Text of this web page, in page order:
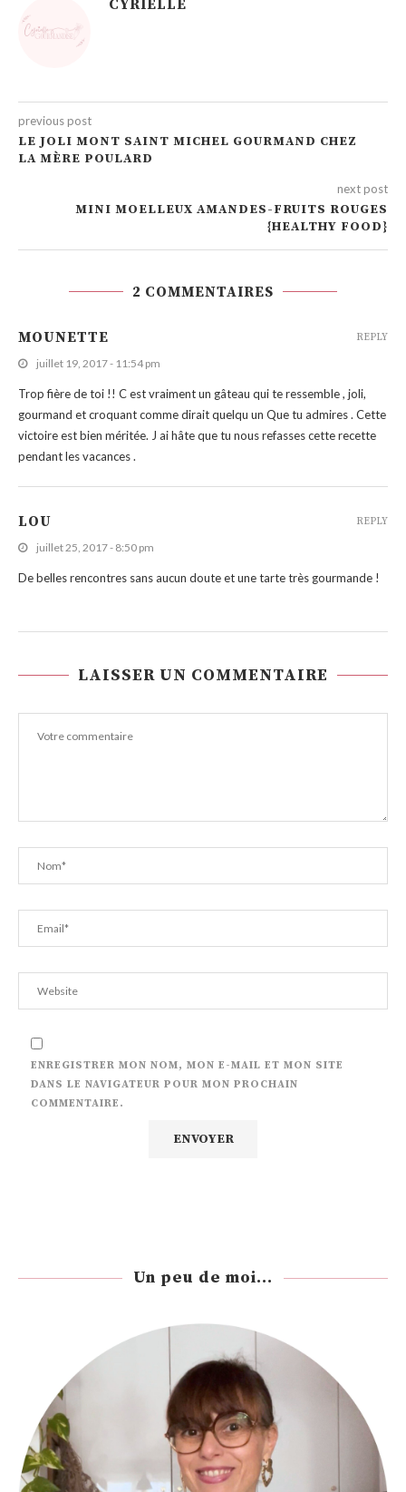
CYRIELLE
previous post
LE JOLI MONT SAINT MICHEL GOURMAND CHEZ
LA MÈRE POULARD
next post
MINI MOELLEUX AMANDES-FRUITS ROUGES
{HEALTHY FOOD}
2 COMMENTAIRES
MOUNETTE
juillet 19, 2017 - 11:54 pm
Trop fière de toi !! C est vraiment un gâteau qui te ressemble , joli,
gourmand et croquant comme dirait quelqu un Que tu admires . Cette
victoire est bien méritée. J ai hâte que tu nous refasses cette recette
pendant les vacances .
REPLY
LOU
juillet 25, 2017 - 8:50 pm
De belles rencontres sans aucun doute et une tarte très gourmande !
REPLY
LAISSER UN COMMENTAIRE
ENREGISTRER MON NOM, MON E-MAIL ET MON SITE
DANS LE NAVIGATEUR POUR MON PROCHAIN
COMMENTAIRE.
Un peu de moi...